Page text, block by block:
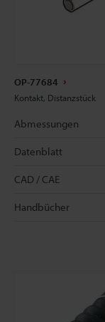
OP-77684
Kontakt, Distanzstück
Abmessungen
Datenblatt
CAD / CAE
Handbücher